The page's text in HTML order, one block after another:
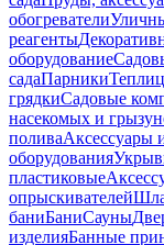
обогреватели
реагенты
оборудование
садаПарники
грядкиСадовые
насекомых и
поливаАксессуары
оборудования
пластиковые
опрыскивателей
баниБаниСауны
изделияБанные